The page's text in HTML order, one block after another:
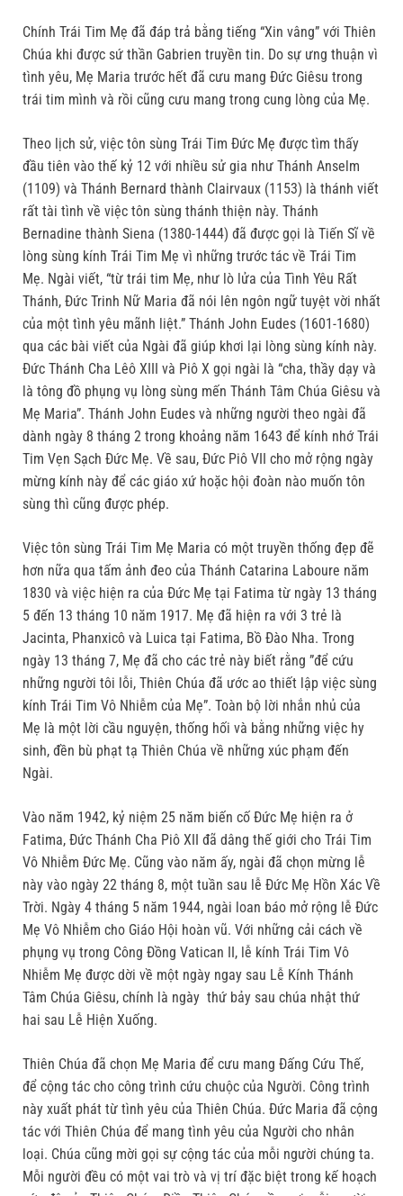
Chính Trái Tim Mẹ đã đáp trả bằng tiếng “Xin vâng” với Thiên
Chúa khi được sứ thần Gabrien truyền tin. Do sự ưng thuận vì
tình yêu, Mẹ Maria trước hết đã cưu mang Đức Giêsu trong
trái tim mình và rồi cũng cưu mang trong cung lòng của Mẹ.
Theo lịch sử, việc tôn sùng Trái Tim Đức Mẹ được tìm thấy
đầu tiên vào thế kỷ 12 với nhiều sử gia như Thánh Anselm
(1109) và Thánh Bernard thành Clairvaux (1153) là thánh viết
rất tài tình về việc tôn sùng thánh thiện này. Thánh
Bernadine thành Siena (1380-1444) đã được gọi là Tiến Sĩ về
lòng sùng kính Trái Tim Mẹ vì những trước tác về Trái Tim
Mẹ. Ngài viết, “từ trái tim Mẹ, như lò lửa của Tình Yêu Rất
Thánh, Đức Trinh Nữ Maria đã nói lên ngôn ngữ tuyệt vời nhất
của một tình yêu mãnh liệt.” Thánh John Eudes (1601-1680)
qua các bài viết của Ngài đã giúp khơi lại lòng sùng kính này.
Đức Thánh Cha Lêô XIII và Piô X gọi ngài là “cha, thầy dạy và
là tông đồ phụng vụ lòng sùng mến Thánh Tâm Chúa Giêsu và
Mẹ Maria”. Thánh John Eudes và những người theo ngài đã
dành ngày 8 tháng 2 trong khoảng năm 1643 để kính nhớ Trái
Tim Vẹn Sạch Đức Mẹ. Về sau, Đức Piô VII cho mở rộng ngày
mừng kính này để các giáo xứ hoặc hội đoàn nào muốn tôn
sùng thì cũng được phép.
Việc tôn sùng Trái Tim Mẹ Maria có một truyền thống đẹp đẽ
hơn nữa qua tấm ảnh đeo của Thánh Catarina Laboure năm
1830 và việc hiện ra của Đức Mẹ tại Fatima từ ngày 13 tháng
5 đến 13 tháng 10 năm 1917. Mẹ đã hiện ra với 3 trẻ là
Jacinta, Phanxicô và Luica tại Fatima, Bồ Đào Nha. Trong
ngày 13 tháng 7, Mẹ đã cho các trẻ này biết rằng ”để cứu
những người tôi lỗi, Thiên Chúa đã ước ao thiết lập việc sùng
kính Trái Tim Vô Nhiễm của Mẹ”. Toàn bộ lời nhắn nhủ của
Mẹ là một lời cầu nguyện, thống hối và bằng những việc hy
sinh, đền bù phạt tạ Thiên Chúa về những xúc phạm đến
Ngài.
Vào năm 1942, kỷ niệm 25 năm biến cố Đức Mẹ hiện ra ở
Fatima, Đức Thánh Cha Piô XII đã dâng thế giới cho Trái Tim
Vô Nhiễm Đức Mẹ. Cũng vào năm ấy, ngài đã chọn mừng lễ
này vào ngày 22 tháng 8, một tuần sau lễ Đức Mẹ Hồn Xác Về
Trời. Ngày 4 tháng 5 năm 1944, ngài loan báo mở rộng lễ Đức
Mẹ Vô Nhiễm cho Giáo Hội hoàn vũ. Với những cải cách về
phụng vụ trong Công Đồng Vatican II, lễ kính Trái Tim Vô
Nhiễm Mẹ được dời về một ngày ngay sau Lễ Kính Thánh
Tâm Chúa Giêsu, chính là ngày thứ bảy sau chúa nhật thứ
hai sau Lễ Hiện Xuống.
Thiên Chúa đã chọn Mẹ Maria để cưu mang Đấng Cứu Thế,
để cộng tác cho công trình cứu chuộc của Người. Công trình
này xuất phát từ tình yêu của Thiên Chúa. Đức Maria đã cộng
tác với Thiên Chúa để mang tình yêu của Người cho nhân
loại. Chúa cũng mời gọi sự cộng tác của mỗi người chúng ta.
Mỗi người đều có một vai trò và vị trí đặc biệt trong kế hoạch